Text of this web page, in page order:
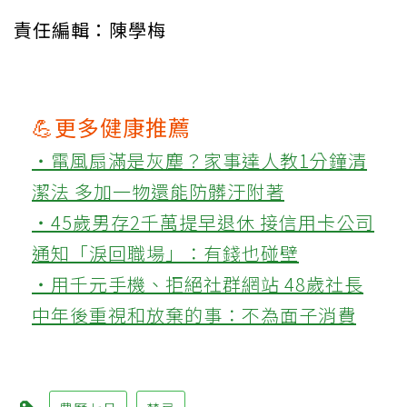
責任編輯：陳學梅
💪更多健康推薦
‧電風扇滿是灰塵？家事達人教1分鐘清
潔法 多加一物還能防髒汙附著
‧45歲男存2千萬提早退休 接信用卡公司
通知「淚回職場」：有錢也碰壁
‧用千元手機、拒絕社群網站 48歲社長
中年後重視和放棄的事：不為面子消費